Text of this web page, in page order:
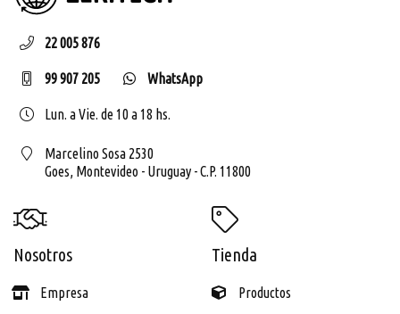
22 005 876
99 907 205 WhatsApp
Lun. a Vie. de 10 a 18 hs.
Marcelino Sosa 2530
Goes, Montevideo - Uruguay - C.P. 11800
Nosotros
Empresa
Tienda
Productos